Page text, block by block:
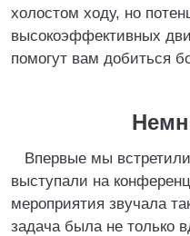
холостом ходу, но
высокоэффективных
помогут вам добиться
Впервые мы
выступали на
мероприятия звучала
задача была не только